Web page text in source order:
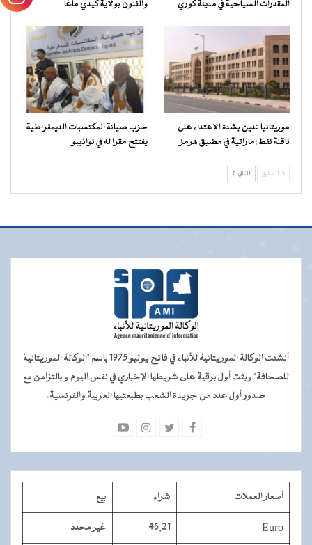
المقدرات السياحية في مدينة كوري
والفنون بولاية كيدي ماغا
موريتانيا تدين بشدة الاعتداء على
ناقلة نفط إماراتية في مضيق هرمز
حزب صيانة المكتسبات الديمقراطية
يفتتح مقرا له في نواذيبو
السابق التالي
أنشئت الوكالة الموريتانية للأنباء في فاتح يوليو 1975 باسم "الوكالة الموريتانية
للصحافة" وبثت أول برقية على شريطها الإخباري في نفس اليوم و بالتزامن مع
صدور أول عدد من جريدة الشعب بطبعتيها العربية والفرنسية.
أسعار العملات شراء بيع
Euro
46,21 غير محدد